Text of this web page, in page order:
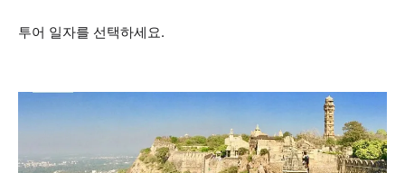
투어 일자를 선택하세요.